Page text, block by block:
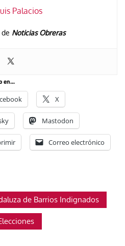
Palacios
Noticias Obreras
en...
X
Mastodon
Correo electrónico
de Barrios Indignados